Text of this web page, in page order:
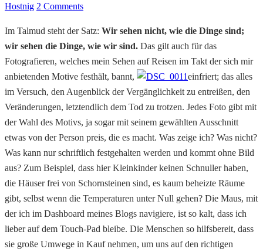
Hostnig 2 Comments
Im Talmud steht der Satz: Wir sehen nicht, wie die Dinge sind;
wir sehen die Dinge, wie wir sind. Das gilt auch für das
Fotografieren, welches mein Sehen auf Reisen im Takt der sich mir
anbietenden Motive festhält, bannt,
einfriert; das alles
im Versuch, den Augenblick der Vergänglichkeit zu entreißen, den
Veränderungen, letztendlich dem Tod zu trotzen. Jedes Foto gibt mit
der Wahl des Motivs, ja sogar mit seinem gewählten Ausschnitt
etwas von der Person preis, die es macht. Was zeige ich? Was nicht?
Was kann nur schriftlich festgehalten werden und kommt ohne Bild
aus? Zum Beispiel, dass hier Kleinkinder keinen Schnuller haben,
die Häuser frei von Schornsteinen sind, es kaum beheizte Räume
gibt, selbst wenn die Temperaturen unter Null gehen? Die Maus, mit
der ich im Dashboard meines Blogs navigiere, ist so kalt, dass ich
lieber auf dem Touch-Pad bleibe. Die Menschen so hilfsbereit, dass
sie große Umwege in Kauf nehmen, um uns auf den richtigen